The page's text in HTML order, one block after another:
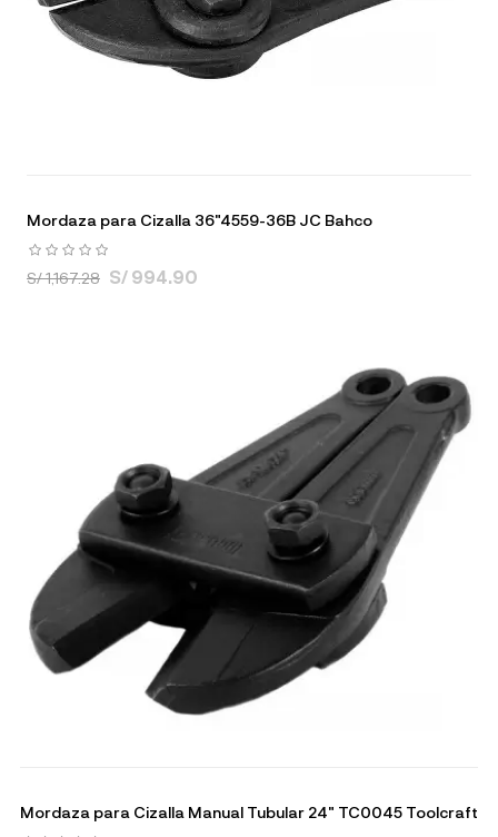
Mordaza para Cizalla 36"4559-36B JC Bahco
S/ 1,167.28 S/ 994.90
Mordaza para Cizalla Manual Tubular 24" TC0045 Toolcraft